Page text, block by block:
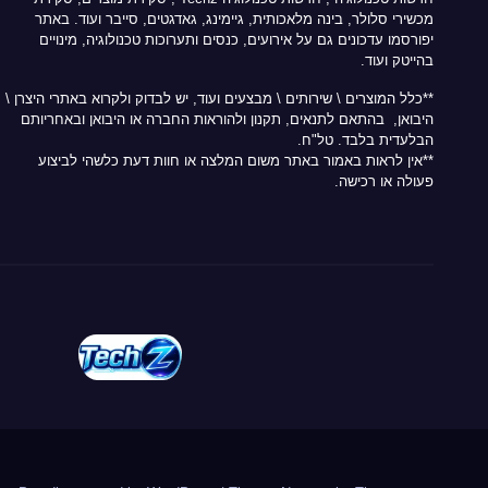
מכשירי סלולר, בינה מלאכותית, גיימינג, גאדגטים, סייבר ועוד. באתר
יפורסמו עדכונים גם על אירועים, כנסים ותערוכות טכנולוגיה, מינויים
בהייטק ועוד.
**כלל המוצרים \ שירותים \ מבצעים ועוד, יש לבדוק ולקרוא באתרי היצרן \
היבואן, בהתאם לתנאים, תקנון ולהוראות החברה או היבואן ובאחריותם
הבלעדית בלבד. טל"ח.
**אין לראות באמור באתר משום המלצה או חוות דעת כלשהי לביצוע
פעולה או רכישה.